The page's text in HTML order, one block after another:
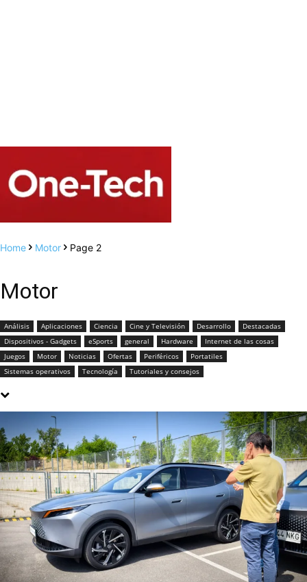
Home Motor Page 2
Motor
Análisis Aplicaciones Ciencia Cine y Televisión Desarrollo
Destacadas
Dispositivos - Gadgets
eSports general Hardware
Internet de las cosas
Juegos
Motor Noticias Ofertas Periféricos
Portatiles
Sistemas operativos
Tecnología Tutoriales y consejos